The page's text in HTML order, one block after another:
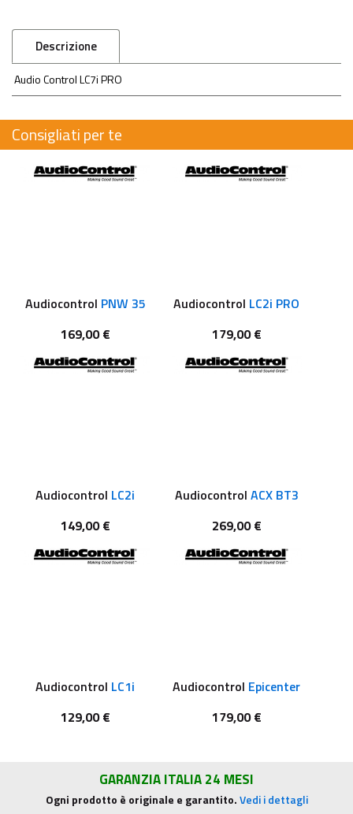
Descrizione
Audio Control LC7i PRO
Consigliati per te
Audiocontrol PNW 35
169,00 €
Audiocontrol LC2i PRO
179,00 €
Audiocontrol LC2i
149,00 €
Audiocontrol ACX BT3
269,00 €
Audiocontrol LC1i
129,00 €
Audiocontrol Epicenter
179,00 €
GARANZIA ITALIA 24 MESI
Ogni prodotto è originale e garantito.Vedi i dettagli